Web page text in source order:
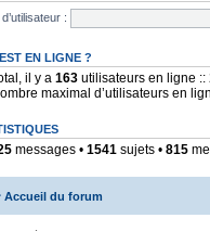
:
EN LIGNE ?
il y a 163 utilisateurs en ligne ::
maximal d’utilisateurs en
messages • 1541 sujets • 815
Accueil du forum